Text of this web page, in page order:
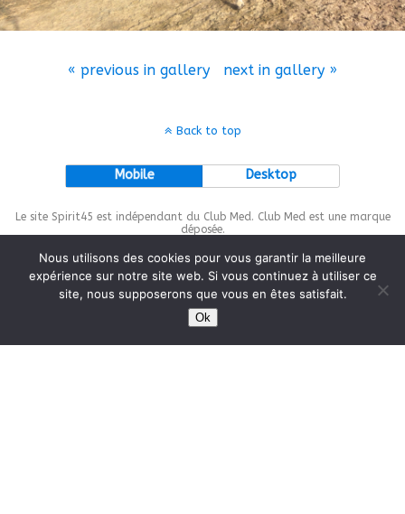
« previous in gallery next in gallery »
Back to top
Mobile Desktop
Le site Spirit45 est indépendant du Club Med. Club Med est une marque
déposée.
This site is protected bywp-copyrightpro.com
Nous utilisons des cookies pour vous garantir la meilleure
expérience sur notre site web. Si vous continuez à utiliser ce
site, nous supposerons que vous en êtes satisfait.
Ok